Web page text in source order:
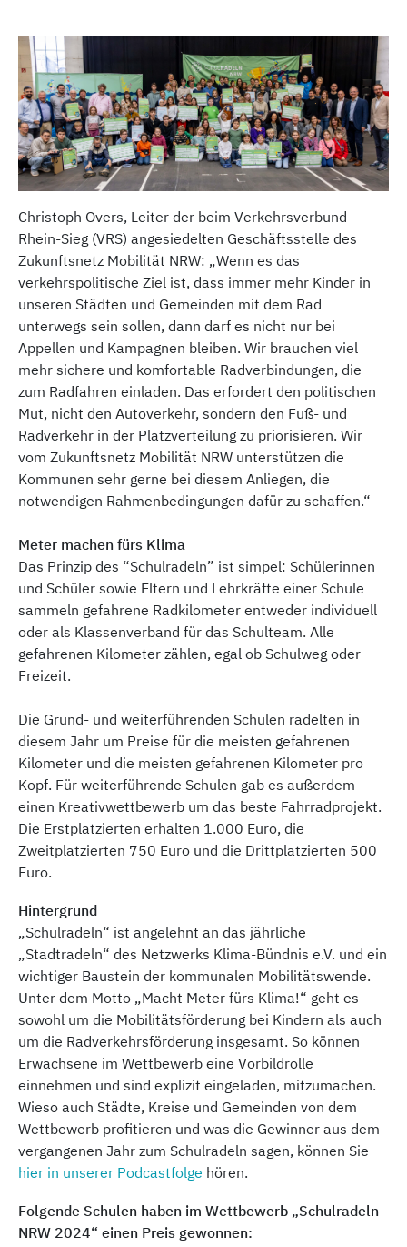
Christoph Overs, Leiter der beim Verkehrsverbund
Rhein-Sieg (VRS) angesiedelten Geschäftsstelle des
Zukunftsnetz Mobilität NRW: „Wenn es das
verkehrspolitische Ziel ist, dass immer mehr Kinder in
unseren Städten und Gemeinden mit dem Rad
unterwegs sein sollen, dann darf es nicht nur bei
Appellen und Kampagnen bleiben. Wir brauchen viel
mehr sichere und komfortable Radverbindungen, die
zum Radfahren einladen. Das erfordert den politischen
Mut, nicht den Autoverkehr, sondern den Fuß- und
Radverkehr in der Platzverteilung zu priorisieren. Wir
vom Zukunftsnetz Mobilität NRW unterstützen die
Kommunen sehr gerne bei diesem Anliegen, die
notwendigen Rahmenbedingungen dafür zu schaffen.“
Meter machen fürs Klima
Das Prinzip des “Schulradeln” ist simpel: Schülerinnen
und Schüler sowie Eltern und Lehrkräfte einer Schule
sammeln gefahrene Radkilometer entweder individuell
oder als Klassenverband für das Schulteam. Alle
gefahrenen Kilometer zählen, egal ob Schulweg oder
Freizeit.
Die Grund- und weiterführenden Schulen radelten in
diesem Jahr um Preise für die meisten gefahrenen
Kilometer und die meisten gefahrenen Kilometer pro
Kopf. Für weiterführende Schulen gab es außerdem
einen Kreativwettbewerb um das beste Fahrradprojekt.
Die Erstplatzierten erhalten 1.000 Euro, die
Zweitplatzierten 750 Euro und die Drittplatzierten 500
Euro.
Hintergrund
„Schulradeln“ ist angelehnt an das jährliche
„Stadtradeln“ des Netzwerks Klima-Bündnis e.V. und ein
wichtiger Baustein der kommunalen Mobilitätswende.
Unter dem Motto „Macht Meter fürs Klima!“ geht es
sowohl um die Mobilitätsförderung bei Kindern als auch
um die Radverkehrsförderung insgesamt. So können
Erwachsene im Wettbewerb eine Vorbildrolle
einnehmen und sind explizit eingeladen, mitzumachen.
Wieso auch Städte, Kreise und Gemeinden von dem
Wettbewerb profitieren und was die Gewinner aus dem
vergangenen Jahr zum Schulradeln sagen, können Sie
hier in unserer Podcastfolge hören.
Folgende Schulen haben im Wettbewerb „Schulradeln
NRW 2024“ einen Preis gewonnen: